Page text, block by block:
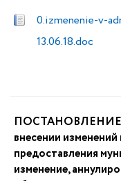
0.izmenenie-v-
13.06.18.doc
ПОСТАНОВЛЕНИЕ
внесении
предоставления
изменение,